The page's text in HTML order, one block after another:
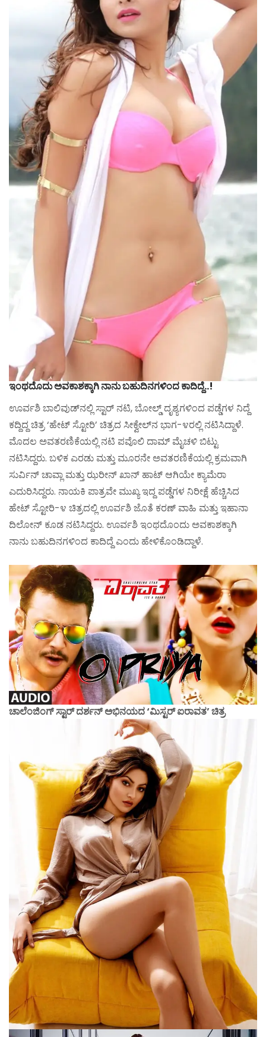
ಇಂಥದೊದು ಅವಕಾಶಕ್ಕಾಗಿ ನಾನು ಬಹುದಿನಗಳಿಂದ ಕಾದಿದ್ದೆ..!
ಊರ್ವಶಿ ಬಾಲಿವುಡ್‌ನಲ್ಲಿ ಸ್ಟಾರ್ ನಟಿ, ಬೋಲ್ಡ್ ದೃಶ್ಯಗಳಿಂದ ಪಡ್ಡೆಗಳ ನಿದ್ದೆ
ಕದ್ದಿದ್ದ ಚಿತ್ರ ‘ಹೇಟ್ ಸ್ಟೋರಿ’ ಚಿತ್ರದ ಸೀಕ್ವೇಲ್‌ನ ಭಾಗ-೪ರಲ್ಲಿ ನಟಿಸಿದ್ದಾಳೆ.
ಮೊದಲ ಅವತರಣಿಕೆಯಲ್ಲಿ ನಟಿ ಪವೊಲಿ ದಾಮ್ ಮೈಚಳಿ ಬಿಟ್ಟು
ನಟಿಸಿದ್ದರು. ಬಳಿಕ ಎರಡು ಮತ್ತು ಮೂರನೇ ಅವತರಣಿಕೆಯಲ್ಲಿ ಕ್ರಮವಾಗಿ
ಸುರ್ವಿನ್ ಚಾವ್ಲಾ ಮತ್ತು ಝರೀನ್ ಖಾನ್ ಹಾಟ್ ಆಗಿಯೇ ಕ್ಯಾಮೆರಾ
ಎದುರಿಸಿದ್ದರು. ನಾಯಕಿ ಪಾತ್ರವೇ ಮುಖ್ಯ ಇದ್ದ ಪಡ್ಡೆಗಳ ನಿರೀಕ್ಷೆ ಹೆಚ್ಚಿಸಿದ
ಹೇಟ್ ಸ್ಟೋರಿ-೪ ಚಿತ್ರದಲ್ಲಿ ಊರ್ವಶಿ ಜೊತೆ ಕರಣ್ ವಾಹಿ ಮತ್ತು ಇಹಾನಾ
ದಿಲೋನ್ ಕೂಡ ನಟಿಸಿದ್ದರು. ಊರ್ವಶಿ ಇಂಥದೊಂದು ಅವಕಾಶಕ್ಕಾಗಿ
ನಾನು ಬಹುದಿನಗಳಿಂದ ಕಾದಿದ್ದೆ ಎಂದು ಹೇಳಿಕೊಂಡಿದ್ದಾಳೆ.
ಚಾಲೆಂಜಿಂಗ್ ಸ್ಟಾರ್ ದರ್ಶನ್ ಅಭಿನಯದ ‘ಮಿಸ್ಟರ್ ಐರಾವತ’ ಚಿತ್ರ